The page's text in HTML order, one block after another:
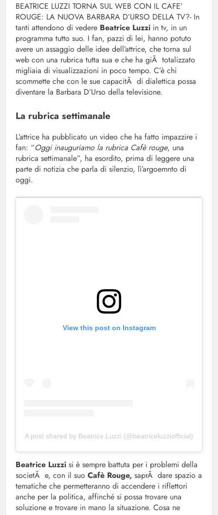
BEATRICE LUZZI TORNA SUL WEB CON IL CAFE’
ROUGE: LA NUOVA BARBARA D’URSO DELLA TV?- In
tanti attendono di vedere Beatrice Luzzi in tv, in un
programma tutto suo. I fan, pazzi di lei, hanno potuto
avere un assaggio delle idee dell’attrice, che torna sul
web con una rubrica tutta sua e che ha giÃ totalizzato
migliaia di visualizzazioni in poco tempo. C’è chi
scommette che con le sue capacitÃ di dialettica possa
diventare la Barbara D’Urso della televisione.
La rubrica settimanale
L’attrice ha pubblicato un video che ha fatto impazzire i
fan: “Oggi inauguriamo la rubrica Cafè rouge, una
rubrica settimanale”, ha esordito, prima di leggere una
parte di notizia che parla di silenzio, lì’argoemnto di
oggi.
View this post on Instagram
A post shared by Beatrice Luzzi (@beatriceluzziofficial)
Beatrice Luzzi si è sempre battuta per i problemi della
societÃ e, con il suo Cafè Rouge, saprÃ dare spazio a
tematiche che permetteranno di accendere i riflettori
anche per la politica, affinché si possa trovare una
soluzione e trovare in mano la situazione. Cosa ne